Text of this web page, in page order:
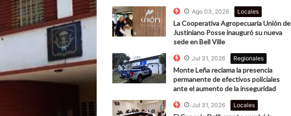
Ago 03, 2026 Locales
La Cooperativa Agropecuaria Unión de
Justiniano Posse inauguró su nueva
sede en Bell Ville
Jul 31, 2026 Regionales
Monte Leña reclama la presencia
permanente de efectivos policiales
ante el aumento de la inseguridad
Jul 31, 2026 Locales